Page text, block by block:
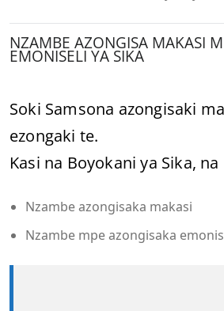
NZAMBE AZONGISA MAKASI
EMONISELI YA SIKA
Soki Samsona azongisaki
ezongaki te.
Kasi na Boyokani ya Sika, na
Nzambe azongisaka makasi
Nzambe mpe azongisaka